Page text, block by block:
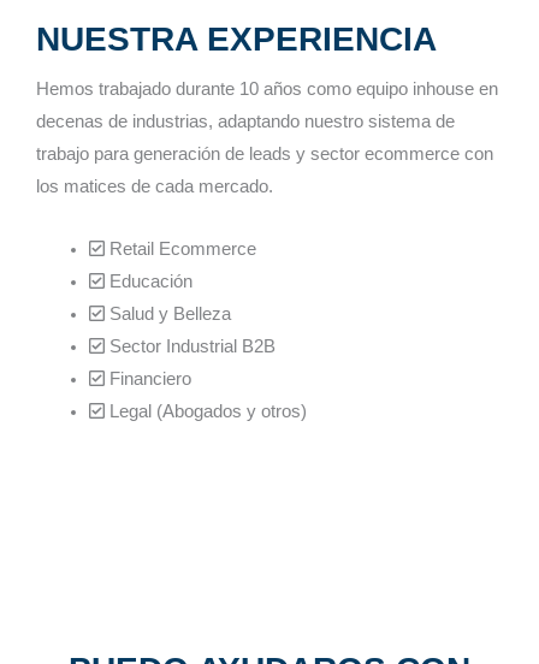
NUESTRA EXPERIENCIA
Hemos trabajado durante 10 años como equipo inhouse en
decenas de industrias, adaptando nuestro sistema de
trabajo para generación de leads y sector ecommerce con
los matices de cada mercado.
Retail Ecommerce
Educación
Salud y Belleza
Sector Industrial B2B
Financiero
Legal (Abogados y otros)